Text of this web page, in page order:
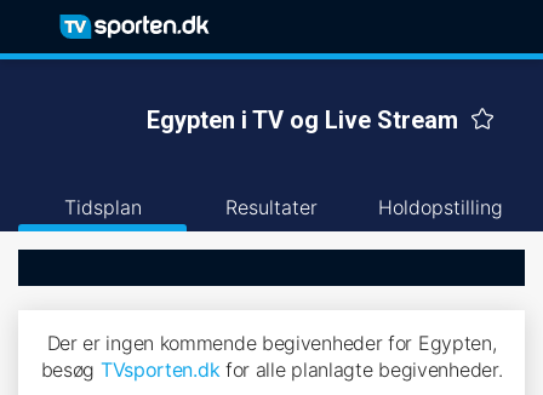
Egypten i TV og Live Stream
Tidsplan Resultater Holdopstilling
Der er ingen kommende begivenheder for Egypten,
besøg TVsporten.dkfor alle planlagte begivenheder.